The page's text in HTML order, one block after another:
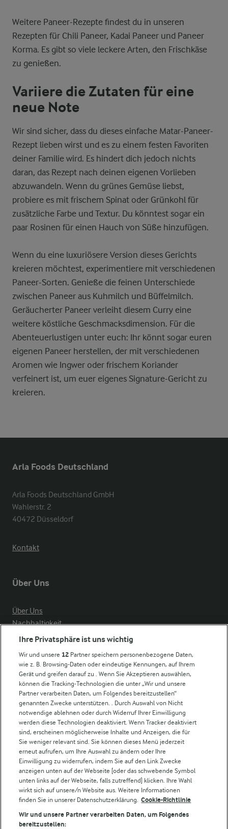
Weitere Paneer-Rezepte findest du in unseren
Rezepten für Chili Paneer, Kadai Paneer und Paneer
Korma. Es gibt so viele leckere Arten, den Frischkäse
zu genießen.
Variiere die Zutaten für eine
neue Note
Wir sind sicher, dass du dieses einfache Matar-Paneer-
Rezept lieben wirst und es zu einem festen Favoriten
deiner Familie wird. Es hindert dich jedoch nichts
daran, das Rezept nach deinen eigenen Vorlieben
abzuwandeln. Wenn du grünes Gemüse liebst,
probiere es mit frischem Spinat oder Grünkohl für
zusätzliche Farbe und Textur. Du könntest sogar ein
paar Rosinen für einen Hauch von Süße hinzufügen.
Wenn du eine luxuriösere Version dieses Gerichts
kreieren möchtest, experimentiere mit verschiedenen
Paneer-Sorten. Genieße die feinen Unterschiede
zwischen Paneer aus Kuhmilch und Büffelmilch.
Geräucherter Paneer verleiht diesem Curry eine
weitere köstliche Geschmacksdimension. Für die
Abenteuerlustigen unter euch: Ihr könnt sogar euren
eigenen Paneer herstellen, der mit verschiedenen
Aromen wie Ingwer oder frischem Koriander
verfeinert ist, um euer eigenes Signature-Gericht zu
kreieren.
Arla Foods Deutschland
Arla Foods Deutschland GmbH
Wahlerstr. 2
40472 Düsseldorf
Kontakt
Über Uns
Über Uns
Nachhaltigkeit
Compliance
Arla in anderen Ländern
Weitere Arla Websites
Castello
Lurpak
Arla Pro
Für unsere Landwirt:innen
Folge uns!
Ihre Privatsphäre ist uns wichtig
Wir und unsere 12 Partner speichern personenbezogene Daten,
wie z. B. Browsing-Daten oder eindeutige Kennungen, auf Ihrem
Gerät und greifen darauf zu . Wenn Sie Akzeptieren auswählen,
können die Tracking-Technologien die unter „Wir und unsere
Partner verarbeiten Daten, um Folgendes bereitzustellen“
genannten Zwecke unterstützen. . Durch Auswahl von Nicht
notwendige ablehnen oder durch Widerruf Ihrer Einwilligung
werden diese Technologien deaktiviert. Wenn Tracker deaktiviert
sind, erscheinen möglicherweise Inhalte und Anzeigen, die für
Sie weniger relevant sind. Sie können dieses Menü jederzeit
erneut aufrufen, um Ihre Auswahl zu ändern oder Ihre
Einwilligung zu widerrufen, indem Sie auf den Link Zwecke
anzeigen unten auf der Webseite [oder das schwebende Symbol
unten links auf der Webseite, falls zutreffend] klicken. Ihre Wahl
wirkt sich auf unsere/n Website aus. Weitere Informationen
finden Sie in unserer Datenschutzerklärung. Cookie-Richtlinie
Wir und unsere Partner verarbeiten Daten, um Folgendes
bereitzustellen: